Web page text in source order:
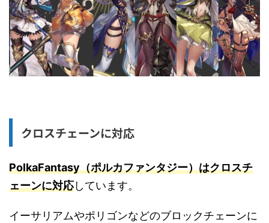
クロスチェーンに対応
PolkaFantasy（ポルカファンタジー）はクロスチ
ェーンに対応しています。
イーサリアムやポリゴンなどのブロックチェーンに